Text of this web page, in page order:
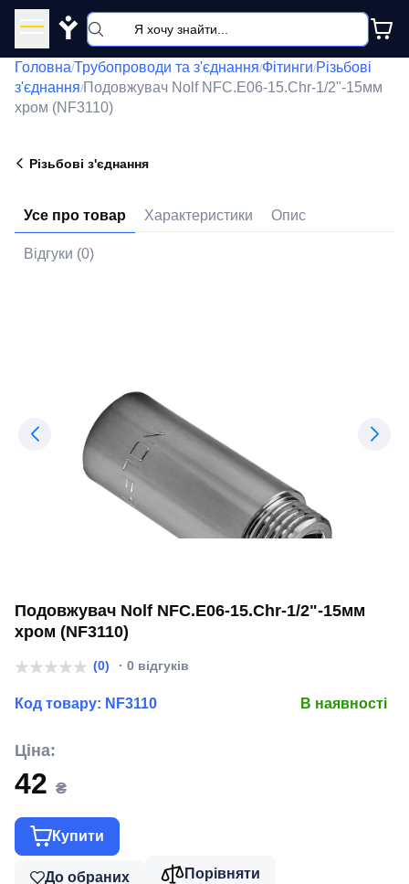
Y
Головна/Трубопроводи та з'єднання/Фітинги/Різьбові
з'єднання/Подовжувач Nolf NFC.E06-15.Chr-1/2"-15мм
хром (NF3110)
Різьбові з'єднання
Усе про товар Характеристики Опис
Відгуки (0)
Подовжувач Nolf NFC.E06-15.Chr-1/2"-15мм
хром (NF3110)
(0) · 0 відгуків
Код товару: NF3110 В наявності
Ціна:
42 ₴
Купити
До обраних Порівняти